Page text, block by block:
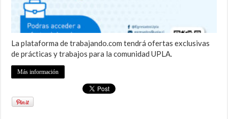
La plataforma de trabajando.com tendrá ofertas exclusivas
de prácticas y trabajos para la comunidad UPLA.
Más información